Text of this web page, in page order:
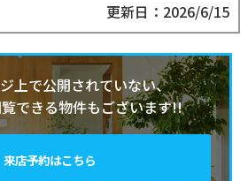
更新日：2026/6/15
上で公開されていない、
できる物件もございます!!
来店予約はこちら